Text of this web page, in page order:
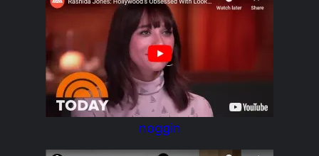
noggin